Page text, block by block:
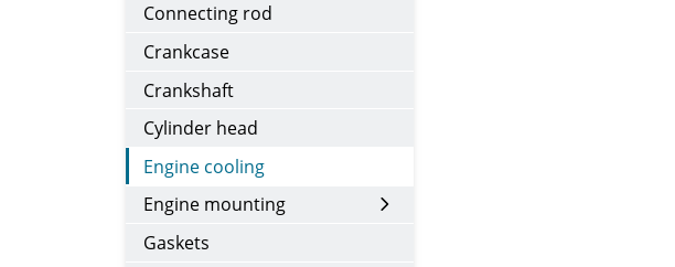
Connecting rod
Crankcase
Crankshaft
Cylinder head
Engine cooling
Engine mounting
Gaskets